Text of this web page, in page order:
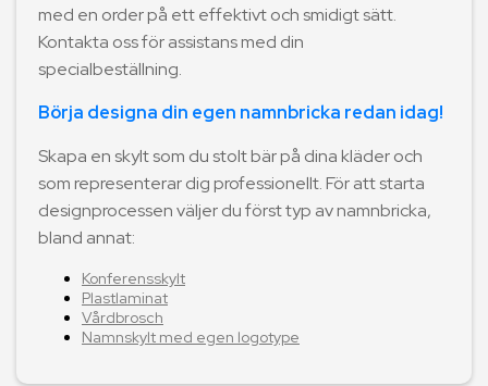
med en order på ett effektivt och smidigt sätt.
Kontakta oss för assistans med din
specialbeställning.
Börja designa din egen namnbricka redan idag!
Skapa en skylt som du stolt bär på dina kläder och
som representerar dig professionellt. För att starta
designprocessen väljer du först typ av namnbricka,
bland annat:
Konferensskylt
Plastlaminat
Vårdbrosch
Namnskylt med egen logotype